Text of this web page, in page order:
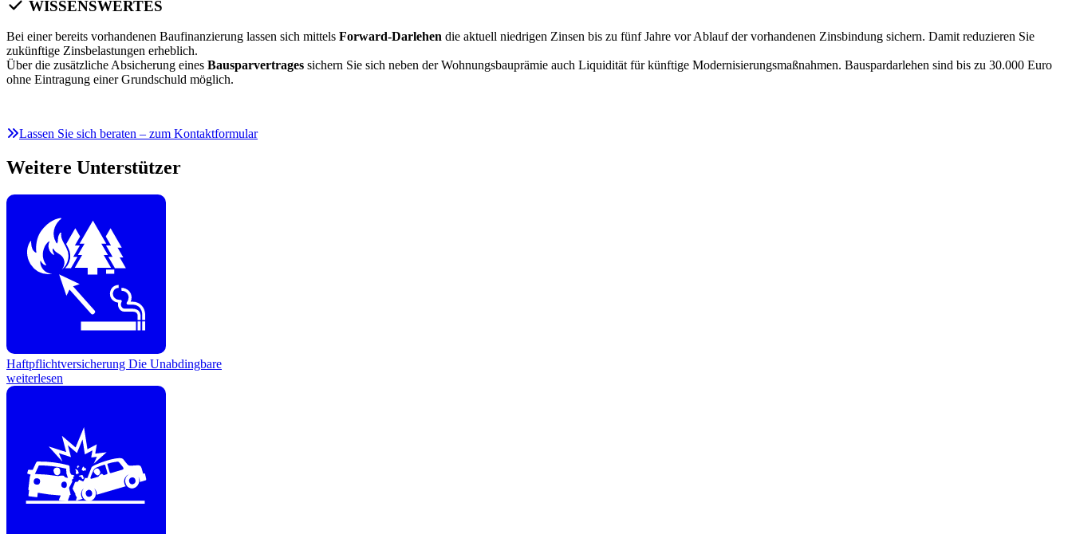
WISSENSWERTES
Bei einer bereits vorhandenen Baufinanzierung lassen sich mittels Forward-Darlehen die aktuell niedrigen Zinsen bis zu fünf Jahre vor Ablauf der vorhandenen Zinsbindung sichern. Damit reduzieren Sie
zukünftige Zinsbelastungen erheblich.
Über die zusätzliche Absicherung eines Bausparvertrages sichern Sie sich neben der Wohnungsbauprämie auch Liquidität für künftige Modernisierungsmaßnahmen. Bauspardarlehen sind bis zu 30.000 Euro
ohne Eintragung einer Grundschuld möglich.
Lassen Sie sich beraten – zum Kontaktformular
Weitere Unterstützer
Haftpflichtversicherung Die Unabdingbare
weiterlesen